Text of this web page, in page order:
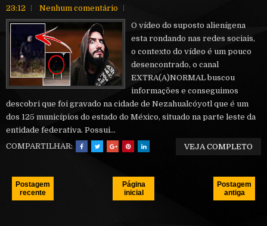
23:12
Nenhum comentário
O vídeo do suposto alienígena
esta rondando nas redes sociais,
o contexto do vídeo é um pouco
desencontrado, o canal
EXTRA(A)NORMAL buscou
informações e conseguimos
descobri que foi gravado na cidade de Nezahualcóyotl que é um
dos 125 municípios do estado do México, situado na parte leste da
entidade federativa. Possui...
COMPARTILHAR:
VEJA COMPLETO
Postagem
recente
Postagem
antiga
Página
inicial